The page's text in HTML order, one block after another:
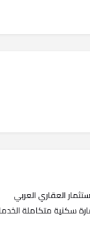
العقاري العربي